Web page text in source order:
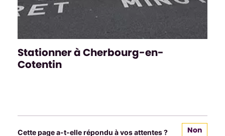
Stationner à Cherbourg-en-
Cotentin
Cette page a-t-elle répondu à vos attentes ? Non